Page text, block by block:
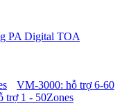
PA Digital TOA
VM-3000: hỗ trợ 6-60
trợ 1 - 50Zones